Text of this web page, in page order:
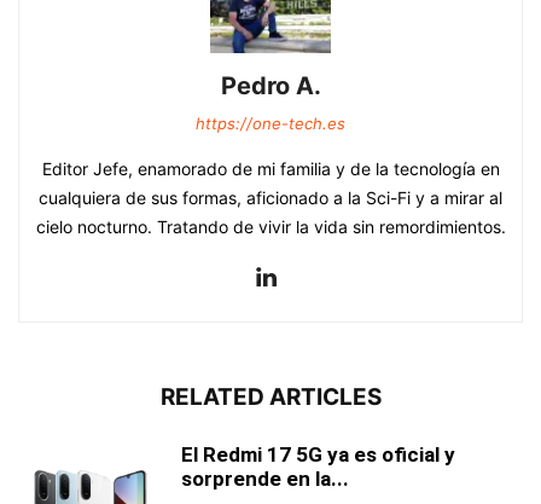
Pedro A.
https://one-tech.es
Editor Jefe, enamorado de mi familia y de la tecnología en
cualquiera de sus formas, aficionado a la Sci-Fi y a mirar al
cielo nocturno. Tratando de vivir la vida sin remordimientos.
RELATED ARTICLES
El Redmi 17 5G ya es oficial y
sorprende en la...